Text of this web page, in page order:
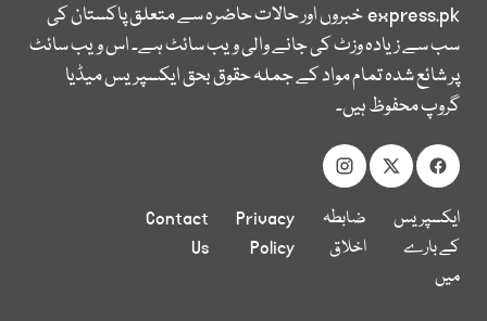
express.pkخبروں اور حالات حاضرہ سے متعلق پاکستان کی
سب سے زیادہ وزٹ کی جانے والی ویب سائٹ ہے۔ اس ویب سائٹ
پر شائع شدہ تمام مواد کے جملہ حقوق بحق ایکسپریس میڈیا
گروپ محفوظ ہیں۔
ایکسپریس
کے بارے
میں
ضابطہ
اخلاق
Privacy
Policy
Contact
Us